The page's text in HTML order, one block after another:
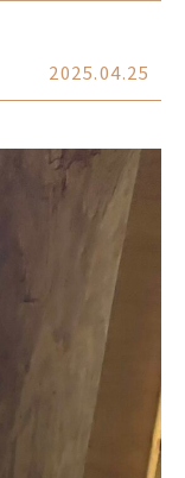
2025.04.25